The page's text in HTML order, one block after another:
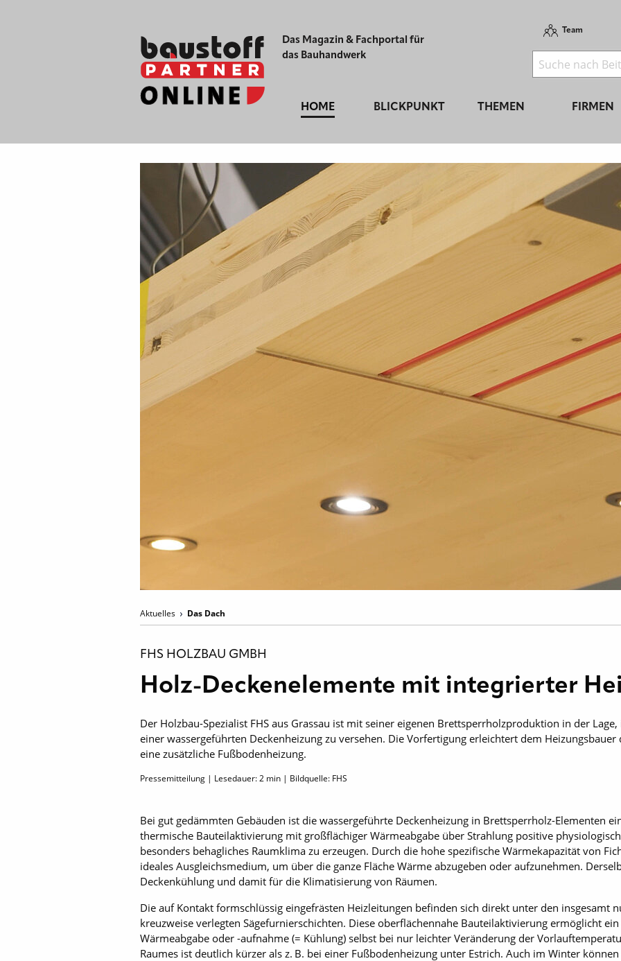
Das Magazin & Fachportal für
das Bauhandwerk
Team
HOME BLICKPUNKT THEMEN FIRMEN
Aktuelles Das Dach
FHS HOLZBAU GMBH
Holz-Deckenelemente mit integrierter
Der Holzbau-Spezialist FHS aus Grassau ist mit seiner eigenen Brettsperrholzproduktion in der
einer wassergeführten Deckenheizung zu versehen. Die Vorfertigung erleichtert dem
eine zusätzliche Fußbodenheizung.
Pressemitteilung | Lesedauer:2 min | Bildquelle: FHS
Bei gut gedämmten Gebäuden ist die wassergeführte Deckenheizung in Brettsperrholz-Elementen
thermische Bauteilaktivierung mit großflächiger Wärmeabgabe über Strahlung positive
besonders behagliches Raumklima zu erzeugen. Durch die hohe spezifische Wärmekapazität von
ideales Ausgleichsmedium, um über die ganze Fläche Wärme abzugeben oder aufzunehmen.
Deckenkühlung und damit für die Klimatisierung von Räumen.
Die auf Kontakt formschlüssig eingefrästen Heizleitungen befinden sich direkt unter den insgesamt
kreuzweise verlegten Sägefurnierschichten. Diese oberflächennahe Bauteilaktivierung ermöglicht
Wärmeabgabe oder -aufnahme (= Kühlung) selbst bei nur leichter Veränderung der
Raumes ist deutlich kürzer als z. B. bei einer Fußbodenheizung unter Estrich. Auch im Winter